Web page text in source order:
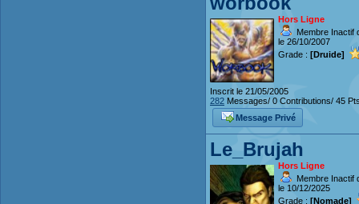
Hors Ligne
Membre Inactif
le 26/10/2007
Grade : [Druide]
Inscrit le 21/05/2005
282 Messages/ 0 Contributions/ 45
Message Privé
Le_Brujah
Hors Ligne
Membre Inactif
le 10/12/2025
Grade : [Nomade]